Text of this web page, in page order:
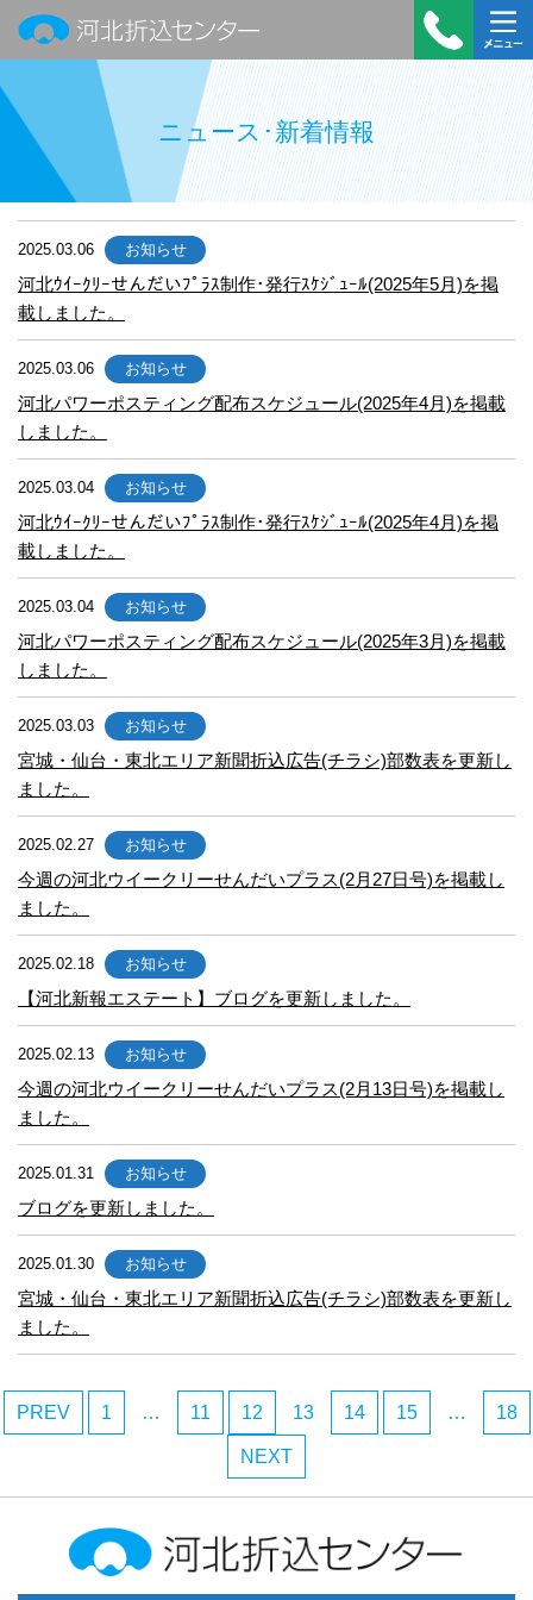
河北折込センター
メニュ
ー
受付時
間：平
日
9:00～
18:00
TEL：
390-
ニュース･新着情報
2025.03.06 お知らせ
河北ｳｲｰｸﾘｰせんだいﾌﾟﾗｽ制作･発行ｽｹｼﾞｭｰﾙ(2025年5月)を掲
載しました。
2025.03.06 お知らせ
河北パワーポスティング配布スケジュール(2025年4月)を掲載
しました。
2025.03.04 お知らせ
河北ｳｲｰｸﾘｰせんだいﾌﾟﾗｽ制作･発行ｽｹｼﾞｭｰﾙ(2025年4月)を掲
載しました。
2025.03.04 お知らせ
河北パワーポスティング配布スケジュール(2025年3月)を掲載
しました。
2025.03.03 お知らせ
宮城・仙台・東北エリア新聞折込広告(チラシ)部数表を更新し
ました。
2025.02.27 お知らせ
今週の河北ウイークリーせんだいプラス(2月27日号)を掲載し
ました。
2025.02.18 お知らせ
【河北新報エステート】ブログを更新しました。
2025.02.13 お知らせ
今週の河北ウイークリーせんだいプラス(2月13日号)を掲載し
ました。
2025.01.31 お知らせ
ブログを更新しました。
2025.01.30 お知らせ
宮城・仙台・東北エリア新聞折込広告(チラシ)部数表を更新し
ました。
PREV 1 … 11 12 13 14 15 … 18
NEXT
河北折込センター